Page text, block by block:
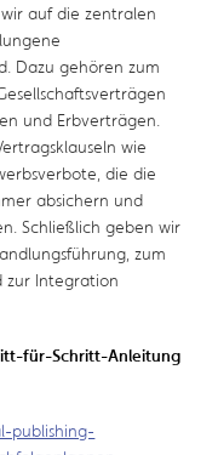
auf die zentralen
Dazu gehören zum
und Erbverträgen.
wie
die die
absichern und
Schließlich geben wir
zum
zur Integration
für-Schritt-Anleitung
publishing-